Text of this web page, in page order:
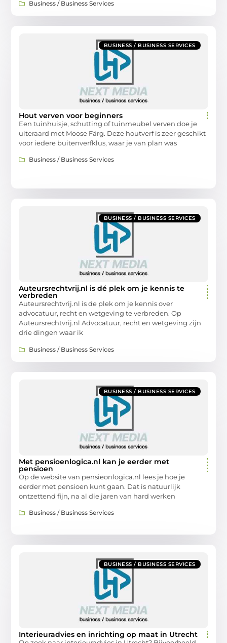
Business / Business Services
BUSINESS / BUSINESS SERVICES
Hout verven voor beginners
Een tuinhuisje, schutting of tuinmeubel verven doe je
uiteraard met Moose Färg. Deze houtverf is zeer geschikt
voor iedere buitenverfklus, waar je van plan was
Business / Business Services
BUSINESS / BUSINESS SERVICES
Auteursrechtvrij.nl is dé plek om je kennis te
verbreden
Auteursrechtvrij.nl is de plek om je kennis over
advocatuur, recht en wetgeving te verbreden. Op
Auteursrechtvrij.nl Advocatuur, recht en wetgeving zijn
drie dingen waar ik
Business / Business Services
BUSINESS / BUSINESS SERVICES
Met pensioenlogica.nl kan je eerder met
pensioen
Op de website van pensieonlogica.nl lees je hoe je
eerder met pensioen kunt gaan. Dat is natuurlijk
ontzettend fijn, na al die jaren van hard werken
Business / Business Services
BUSINESS / BUSINESS SERVICES
Interieuradvies en inrichting op maat in Utrecht